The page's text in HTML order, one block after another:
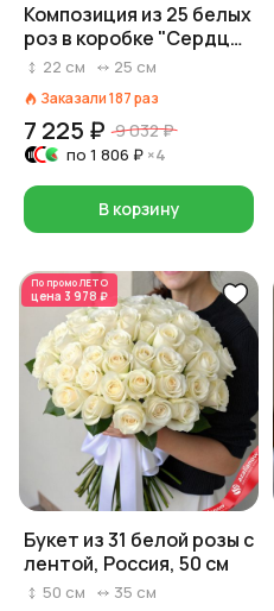
Композиция из 25 белых
роз в коробке "Cердце
которое говорит за
22 см 25 см
Заказали187раз
7 225 ₽ 9 032 ₽
по 1 806 ₽ ×4
В корзину
По промоЛЕТО
цена 3 978 ₽
Букет из 31 белой розы с
лентой, Россия, 50 см
50 см 35 см